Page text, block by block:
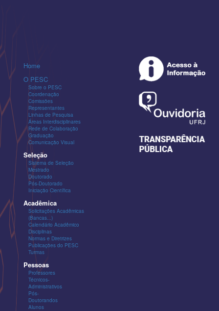
Home
O PESC
Sobre o PESC
Coordenação
Comissões
Representantes
Linhas de Pesquisa
Áreas Interdisciplinares
Rede de Colaboração
Graduação
Comunicação Visual
Seleção
Sistema de Seleção
Mestrado
Doutorado
Pós-Doutorado
Iniciação Científica
Acadêmica
Solicitações Acadêmicas
(Bancas...)
Calendário Acadêmico
Disciplinas
Normas e Diretrizes
Publicações do PESC
Turmas
Pessoas
Professores
Técnicos-
Administrativos
Pós-
Doutorandos
Alunos